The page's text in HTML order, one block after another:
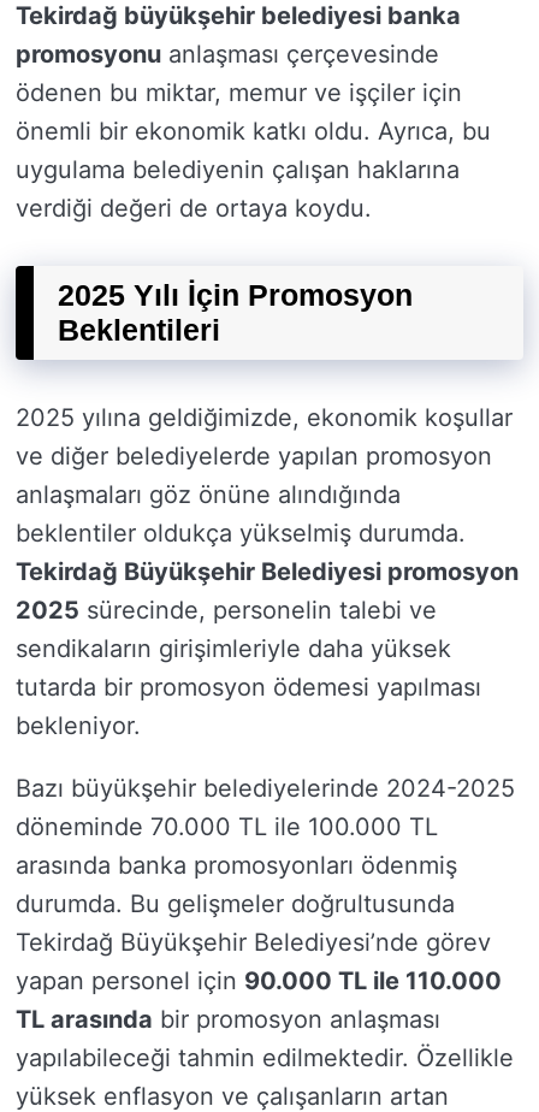
Tekirdağ büyükşehir belediyesi banka
promosyonu anlaşması çerçevesinde
ödenen bu miktar, memur ve işçiler için
önemli bir ekonomik katkı oldu. Ayrıca, bu
uygulama belediyenin çalışan haklarına
verdiği değeri de ortaya koydu.
2025 Yılı İçin Promosyon
Beklentileri
2025 yılına geldiğimizde, ekonomik koşullar
ve diğer belediyelerde yapılan promosyon
anlaşmaları göz önüne alındığında
beklentiler oldukça yükselmiş durumda.
Tekirdağ Büyükşehir Belediyesi promosyon
2025 sürecinde, personelin talebi ve
sendikaların girişimleriyle daha yüksek
tutarda bir promosyon ödemesi yapılması
bekleniyor.
Bazı büyükşehir belediyelerinde 2024-2025
döneminde 70.000 TL ile 100.000 TL
arasında banka promosyonları ödenmiş
durumda. Bu gelişmeler doğrultusunda
Tekirdağ Büyükşehir Belediyesi’nde görev
yapan personel için 90.000 TL ile 110.000
TL arasında bir promosyon anlaşması
yapılabileceği tahmin edilmektedir. Özellikle
yüksek enflasyon ve çalışanların artan